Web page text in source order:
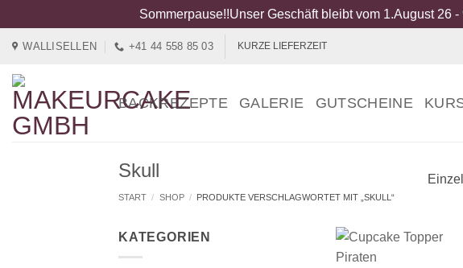
Sommerpause!!Unser Geschäft bleibt vom 1.August 26
springen
WALLISELLEN +41 44 558 85 03 KURZE LIEFERZEIT
BACKREZEPTE GALERIE GUTSCHEINE
Skull
START / SHOP / PRODUKTE VERSCHLAGWORTET MIT „SKULL“
KATEGORIEN